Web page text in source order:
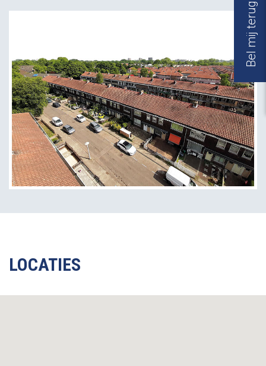
Bel mij terug
LOCATIES